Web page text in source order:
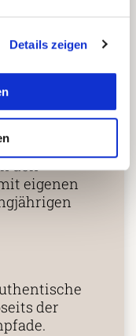
Details zeigen
den
eigenen
der